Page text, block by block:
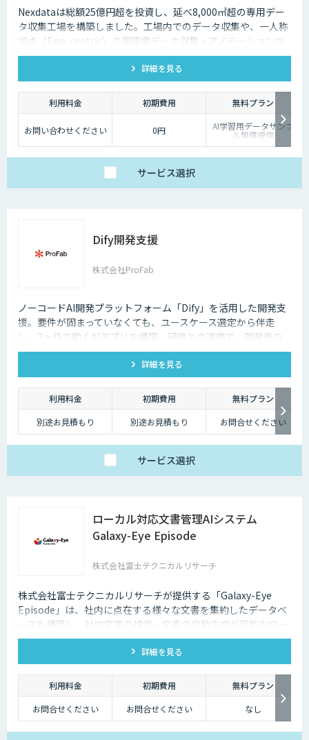
Nexdataは総額25億円超を投資し、延べ8,000㎡超の専用デー
タ収集工場を構築しました。工場内でのデータ収集や、一人称
視点（Ego-centric）の実環境データ収集・アノテーションか
ら、環境認識・意思決定・動作制御に対応した既製データセッ
トまで、フィジカルAI開発を加速させる包括的なデータソリュ
ーションを提供いたします。
詳細を見る
利用料金 初期費用 無料プラン
お問い合わせください 0円 AI学習用データサンプ
ル無償提供
サービス選択
Dify開発支援
株式会社ProFab
ノーコードAI開発プラットフォーム「Dify」を活用した開発支
援。要件が固まっていなくても、ユースケース選定から伴走
し、2ヶ月で動くAIアプリを構築。研修との連携で、開発後の
内製化・自走までサポートします。
詳細を見る
利用料金 初期費用
無料プラン
別途お見積もり
別途お見積もり お問合せください
サービス選択
ローカル対応文書管理AIシステム
Galaxy-Eye Episode
株式会社富士テクニカルリサーチ
株式会社富士テクニカルリサーチが提供する「Galaxy-Eye
Episode」は、社内に点在する様々な文書を集約したデータベ
ースを構築し、社内文書の検索・文書の自動生成が可能なロー
カル対応文書管理AIシステムです。
詳細を見る
利用料金 初期費用
無料プラン
お問合せください
お問合せください なし